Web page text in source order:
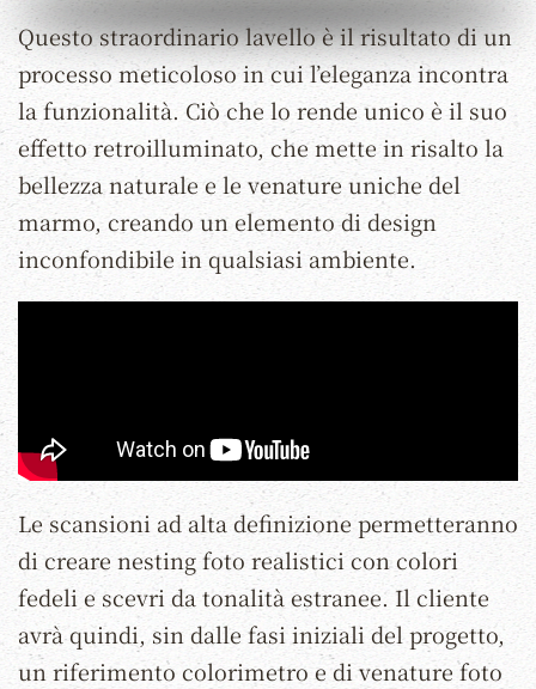
Questo straordinario lavello è il risultato di un
processo meticoloso in cui l’eleganza incontra
la funzionalità. Ciò che lo rende unico è il suo
effetto retroilluminato, che mette in risalto la
bellezza naturale e le venature uniche del
marmo, creando un elemento di design
inconfondibile in qualsiasi ambiente.
Le scansioni ad alta definizione permetteranno
di creare nesting foto realistici con colori
fedeli e scevri da tonalità estranee. Il cliente
avrà quindi, sin dalle fasi iniziali del progetto,
un riferimento colorimetro e di venature foto